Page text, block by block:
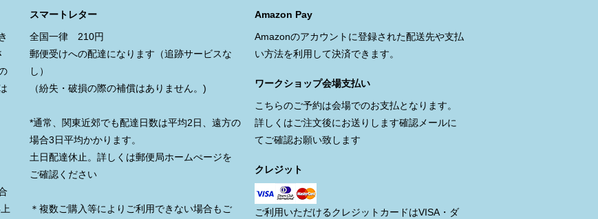
スマートレター
全国一律 210円
郵便受けへの配達になります（追跡サービスな
し）
（紛失・破損の際の補償はありません。)
*通常、関東近郊でも配達日数は平均2日、遠方の
場合3日平均かかります。
土日配達休止。詳しくは郵便局ホームぺージを
ご確認ください
＊複数ご購入等によりご利用できない場合もご
Amazon Pay
Amazonのアカウントに登録された配送先や支払
い方法を利用して決済できます。
ワークショップ会場支払い
こちらのご予約は会場でのお支払となります。
詳しくはご注文後にお送りします確認メールに
てご確認お願い致します
クレジット
ご利用いただけるクレジットカードはVISA・ダ